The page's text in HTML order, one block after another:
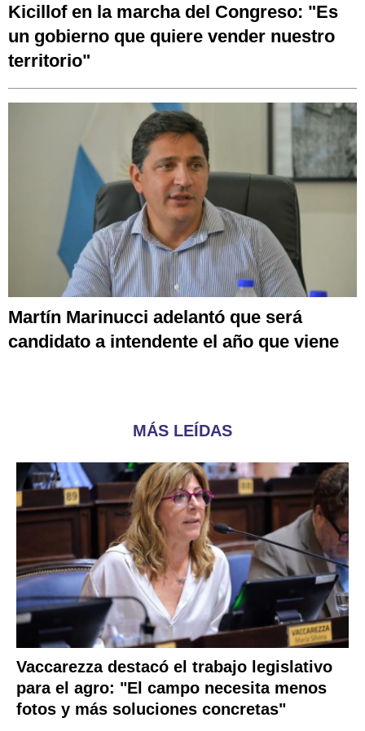
Kicillof en la marcha del Congreso: "Es
un gobierno que quiere vender nuestro
territorio"
Martín Marinucci adelantó que será
candidato a intendente el año que viene
MÁS LEÍDAS
Vaccarezza destacó el trabajo legislativo
para el agro: "El campo necesita menos
fotos y más soluciones concretas"